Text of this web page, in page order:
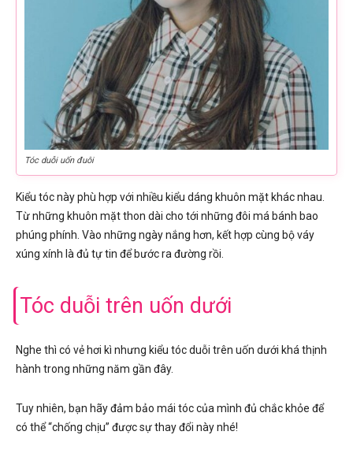
Tóc duỗi uốn đuôi
Kiểu tóc này phù hợp với nhiều kiểu dáng khuôn mặt khác nhau.
Từ những khuôn mặt thon dài cho tới những đôi má bánh bao
phúng phính. Vào những ngày nắng hơn, kết hợp cùng bộ váy
xúng xính là đủ tự tin để bước ra đường rồi.
Tóc duỗi trên uốn dưới
Nghe thì có vẻ hơi kì nhưng kiểu tóc duỗi trên uốn dưới khá thịnh
hành trong những năm gần đây.
Tuy nhiên, bạn hãy đảm bảo mái tóc của mình đủ chắc khỏe để
có thể “chống chịu” được sự thay đổi này nhé!